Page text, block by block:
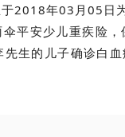
2018年03月05日
平安少儿重疾险
生的儿子确诊白